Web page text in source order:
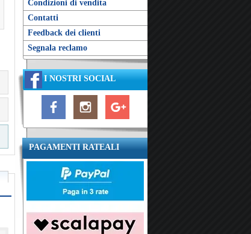
Condizioni di vendita
Contatti
Feedback dei clienti
Segnala reclamo
I NOSTRI SOCIAL
PAGAMENTI RATEALI